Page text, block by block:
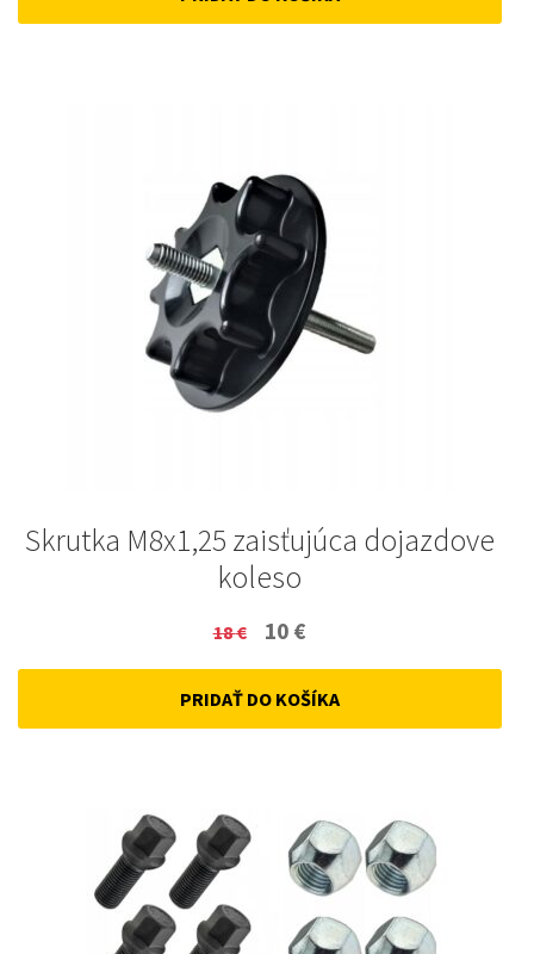
Skrutka M8x1,25 zaisťujúca dojazdove
koleso
18€
Original
price
was:
10 €
price
is:
PRIDAŤ DO KOŠÍKA